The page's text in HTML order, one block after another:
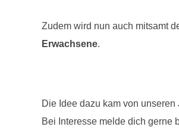
Zudem wird nun auch mitsamt
Erwachsene.
Die Idee dazu kam von
Bei Interesse melde dich gerne